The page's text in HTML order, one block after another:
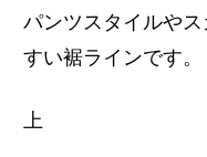
パンツスタイルや
すい裾ラインです。
上